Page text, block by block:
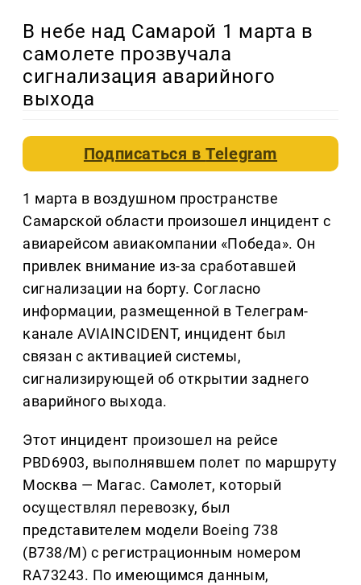
В небе над Самарой 1 марта в
самолете прозвучала
сигнализация аварийного
выхода
Подписаться вTelegram
1 марта в воздушном пространстве
Самарской области произошел инцидент с
авиарейсом авиакомпании «Победа». Он
привлек внимание из-за сработавшей
сигнализации на борту. Согласно
информации, размещенной в Телеграм-
канале AVIAINCIDENT, инцидент был
связан с активацией системы,
сигнализирующей об открытии заднего
аварийного выхода.
Этот инцидент произошел на рейсе
PBD6903, выполнявшем полет по маршруту
Москва — Магас. Самолет, который
осуществлял перевозку, был
представителем модели Boeing 738
(B738/M) с регистрационным номером
RA73243. По имеющимся данным,